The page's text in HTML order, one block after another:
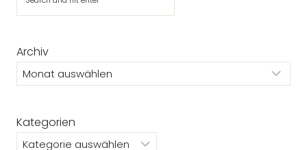
Archiv
Kategorien